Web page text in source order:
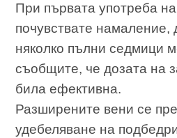
При първата употреба
почувствате намаление,
няколко пълни седмици
съобщите, че дозата на
била ефективна.
Разширените вени се
удебеляване на